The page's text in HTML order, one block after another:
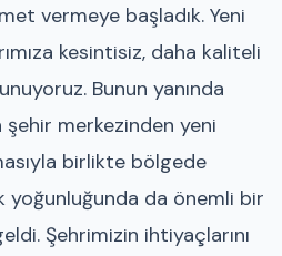
vermeye başladık. Yeni
kesintisiz, daha kaliteli
Bunun yanında
merkezinden yeni
birlikte bölgede
yoğunluğunda da önemli bir
Şehrimizin ihtiyaçlarını